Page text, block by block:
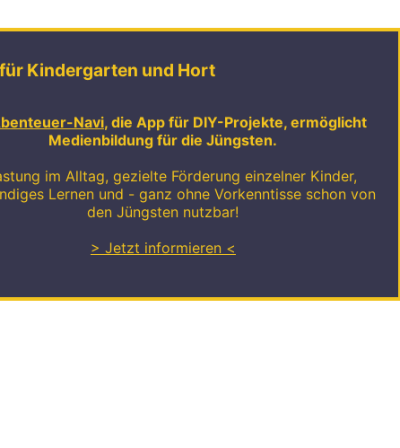
Kindergarten und Hort
Navi, die App für DIY-Projekte, ermöglicht
Medienbildung für die Jüngsten.
im Alltag, gezielte Förderung einzelner Kinder,
Lernen und - ganz ohne Vorkenntisse schon von
den Jüngsten nutzbar!
> Jetzt informieren <